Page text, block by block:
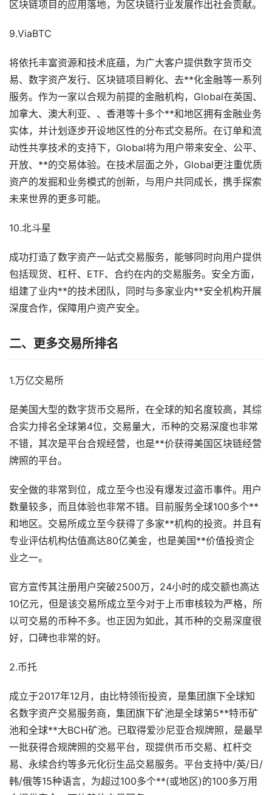
区块链项目的应用落地，为区块链行业发展作出社会贡献。
9.ViaBTC
将依托丰富资源和技术底蕴，为广大客户提供数字货币交
易、数字资产发行、区块链项目孵化、去**化金融等一系列
服务。作为一家以合规为前提的金融机构，Global在英国、
加拿大、澳大利亚、、香港等十多个**和地区拥有金融业务
实体，并计划逐步开设地区性的分布式交易所。在订单和流
动性共享技术的支持下，Global将为用户带来安全、公平、
开放、**的交易体验。在技术层面之外，Global更注重优质
资产的发掘和业务模式的创新，与用户共同成长，携手探索
未来世界的更多可能。
10.北斗星
成功打造了数字资产一站式交易服务，能够同时向用户提供
包括现货、杠杆、ETF、合约在内的交易服务。安全方面，
组建了业内**的技术团队，同时与多家业内**安全机构开展
深度合作，保障用户资产安全。
二、更多交易所排名
1.万亿交易所
是美国大型的数字货币交易所，在全球的知名度较高，其综
合实力排名全球第4位，交易量大，币种的交易深度也非常
不错，其次是平台合规经营，也是**价获得美国区块链经营
牌照的平台。
安全做的非常到位，成立至今也没有爆发过盗币事件。用户
数量较多，而且体验也非常不错。目前服务全球100多个**
和地区。交易所成立至今获得了多家**机构的投资。并且有
专业评估机构估值高达80亿美金，也是美国**价值投资企
业之一。
官方宣传其注册用户突破2500万，24小时的成交额也高达
10亿元，但是该交易所成立至今对于上币审核较为严格，所
以可交易的币种不多。也正因为如此，其币种的交易深度很
好，口碑也非常的好。
2.币托
成立于2017年12月，由比特领衔投资，是集团旗下全球知
名数字资产交易服务商，集团旗下矿池是全球第5**特币矿
池和全球**大BCH矿池。已取得爱沙尼亚合规牌照，是最早
一批获得合规牌照的交易平台，现提供币币交易、杠杆交
易、永续合约等多元化衍生品交易服务。平台支持中/英/日/
韩/俄等15种语言，为超过100多个**(或地区)的100多万用